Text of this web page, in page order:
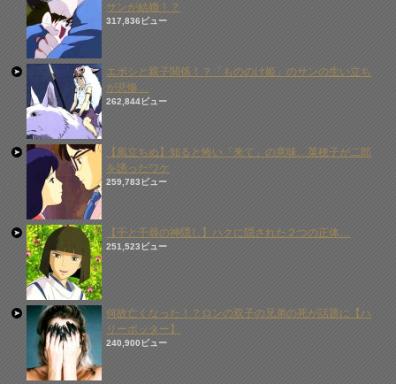
サンが結婚！？
317,836ビュー
エボシと親子関係！？「もののけ姫」のサンの生い立ち
が悲惨…
262,844ビュー
【風立ちぬ】知ると怖い「来て」の意味…菜穂子が二郎
を誘ったワケ
259,783ビュー
【千と千尋の神隠し】ハクに隠された２つの正体…
251,523ビュー
何故亡くなった！？ロンの双子の兄弟の死が話題に【ハ
リーポッター】
240,900ビュー